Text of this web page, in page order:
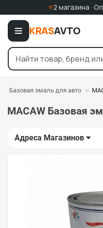
2 магазина ·
KRASAVTO
Базовая эмаль для авто
MACAW Базовая
Адреса Магазинов